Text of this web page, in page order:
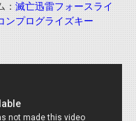
滅亡迅雷フォースライ
ンプログライズキー